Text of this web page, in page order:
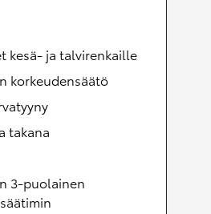
kesä- ja talvirenkaille
korkeudensäätö
takana
3-puolainen